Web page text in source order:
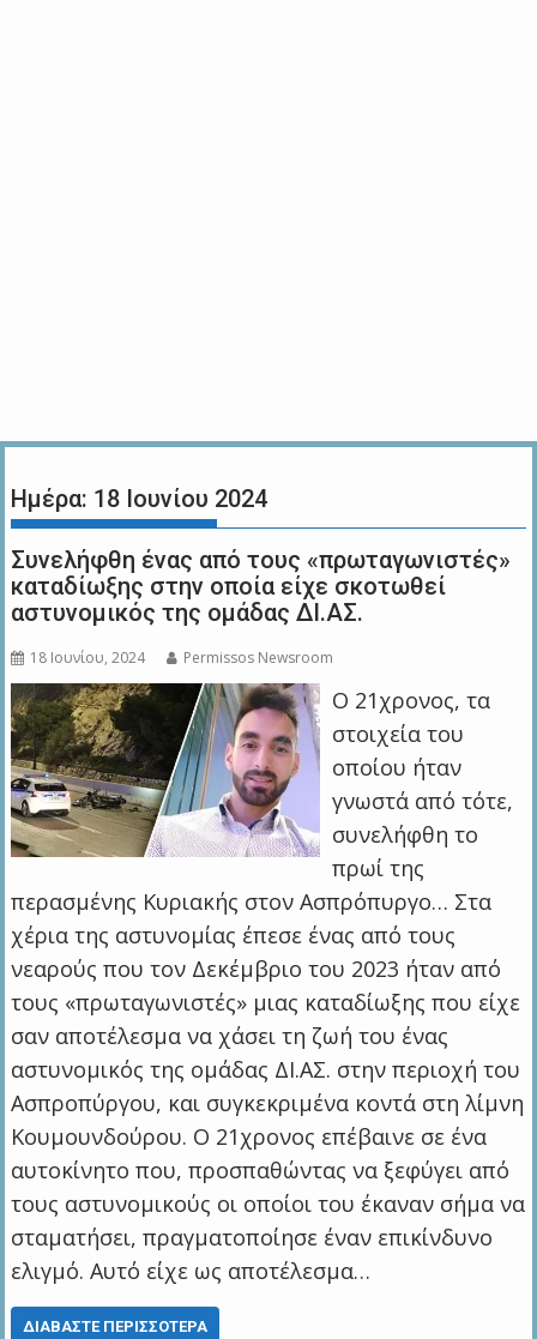
Ημέρα: 18 Ιουνίου 2024
Συνελήφθη ένας από τους «πρωταγωνιστές»
καταδίωξης στην οποία είχε σκοτωθεί
αστυνομικός της ομάδας ΔΙ.ΑΣ.
18 Ιουνίου, 2024 Permissos Newsroom
Ο 21χρονος, τα
στοιχεία του
οποίου ήταν
γνωστά από τότε,
συνελήφθη το
πρωί της
περασμένης Κυριακής στον Ασπρόπυργο… Στα
χέρια της αστυνομίας έπεσε ένας από τους
νεαρούς που τον Δεκέμβριο του 2023 ήταν από
τους «πρωταγωνιστές» μιας καταδίωξης που είχε
σαν αποτέλεσμα να χάσει τη ζωή του ένας
αστυνομικός της ομάδας ΔΙ.ΑΣ. στην περιοχή του
Ασπροπύργου, και συγκεκριμένα κοντά στη λίμνη
Κουμουνδούρου. Ο 21χρονος επέβαινε σε ένα
αυτοκίνητο που, προσπαθώντας να ξεφύγει από
τους αστυνομικούς οι οποίοι του έκαναν σήμα να
σταματήσει, πραγματοποίησε έναν επικίνδυνο
ελιγμό. Αυτό είχε ως αποτέλεσμα…
ΔΙΑΒΆΣΤΕ ΠΕΡΙΣΣΌΤΕΡΑ